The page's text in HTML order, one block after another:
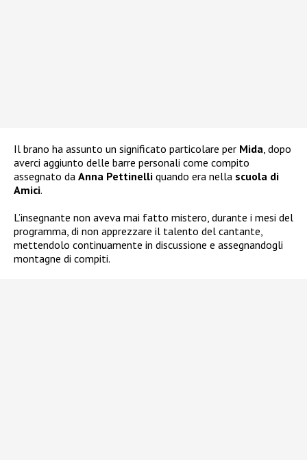
Il brano ha assunto un significato particolare per Mida , dopo
averci aggiunto delle barre personali come compito
assegnato da Anna Pettinelli quando era nella scuola di
Amici.
L’insegnante non aveva mai fatto mistero, durante i mesi del
programma, di non apprezzare il talento del cantante,
mettendolo continuamente in discussione e assegnandogli
montagne di compiti.